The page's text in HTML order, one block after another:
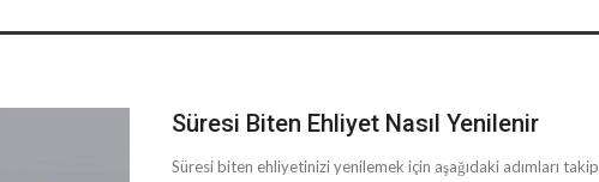
Süresi Biten Ehliyet Nasıl Yenilenir
Süresi biten ehliyetinizi yenilemek için aşağıdaki adımları takip